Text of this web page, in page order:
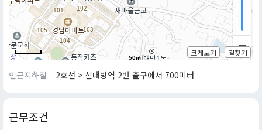
50m
크게보기 길찾기
인근지하철 2호선 > 신대방역 2번 출구에서 700미터
근무조건